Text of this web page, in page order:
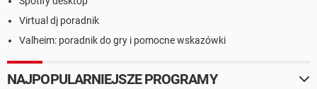
Virtual dj poradnik
Valheim: poradnik do gry i pomocne wskazówki
NAJPOPULARNIEJSZE PROGRAMY